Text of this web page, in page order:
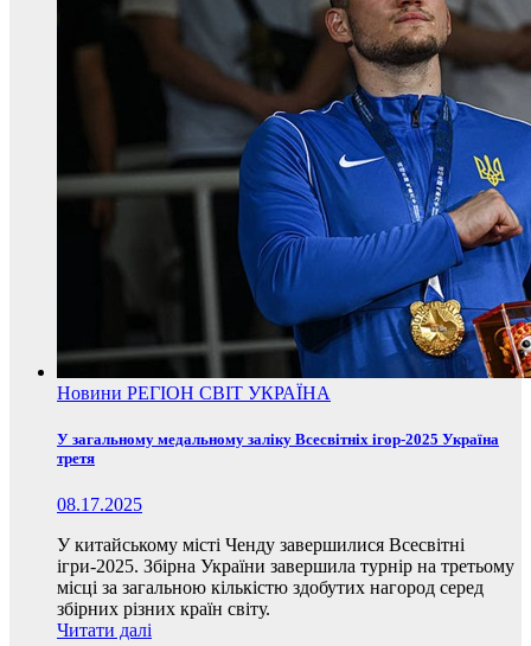
Новини РЕГІОН СВІТ УКРАЇНА
У загальному медальному заліку Всесвітніх ігор-2025 Україна
третя
08.17.2025
У китайському місті Ченду завершилися Всесвітні
ігри-2025. Збірна України завершила турнір на третьому
місці за загальною кількістю здобутих нагород серед
збірних різних країн світу.
Читати далі